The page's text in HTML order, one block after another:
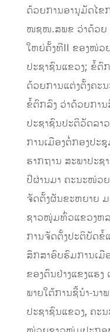
ດ້ວຍການອານຸມັດໄຂ
ໜຊໜ.ສພຂ ວ່າດ້ວຍ
ໃຫຍ່ຄັ້ງທີII ຂອງໜ່ວ
ປະຊາຊົນແຂວງ; ຂໍ້
ດ້ວຍການແຕ່ງຕັ້ງຄະ
ຂໍ້ຕົກລົງ ວ່າດ້ວຍກາ
ປະຊາຊົນປະຕິວັດລາ
ການເມືອງຕໍ່ກອງປ
ຮາກຖານ ສະພາປະ
ປີຜ່ານມາ ຄະນະໜ່ວ
ຈັດຕັ້ງຜັນຂະຫຍາຍ
ຊາວໜຸ່ມທົ່ວແຂວງຫ
ການຈັດຕັ້ງປະຕິບັດຂໍ້
ສຶກສາອົບຮົມການເມື
ຂອງຕົນຢ່າງແຂງແຮ
ພາຍໃຕ້ການຊີ້ນຳ-ນ
ປະຊາຊົນແຂວງ, ຄະ